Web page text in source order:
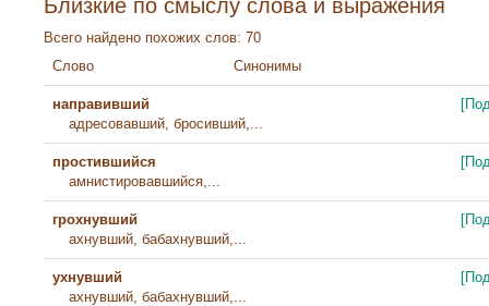
Близкие по смыслу слова и выражения
Всего найдено похожих слов: 70
Слово
Синонимы
направивший
адресовавший, бросивший,...
простившийся
амнистировавшийся,...
грохнувший
ахнувший, бабахнувший,...
ухнувший
ахнувший, бабахнувший,...